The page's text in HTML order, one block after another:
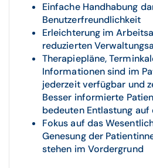
Einfache Handhabung
Benutzerfreundlichkeit
Erleichterung im
reduzierten
Therapiepläne,
Informationen sind im
jederzeit verfügbar und
Besser informierte
bedeuten Entlastung
Fokus auf das
Genesung der
stehen im Vordergrund